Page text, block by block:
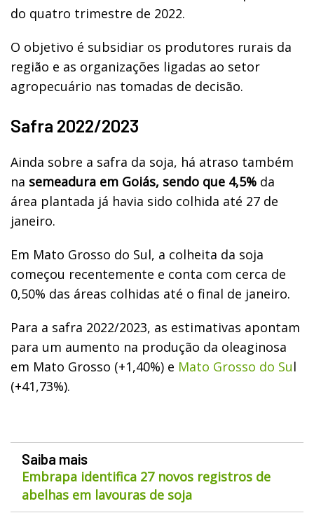
do quatro trimestre de 2022.
O objetivo é subsidiar os produtores rurais da
região e as organizações ligadas ao setor
agropecuário nas tomadas de decisão.
Safra 2022/2023
Ainda sobre a safra da soja, há atraso também
na semeadura em Goiás, sendo que 4,5% da
área plantada já havia sido colhida até 27 de
janeiro.
Em Mato Grosso do Sul, a colheita da soja
começou recentemente e conta com cerca de
0,50% das áreas colhidas até o final de janeiro.
Para a safra 2022/2023, as estimativas apontam
para um aumento na produção da oleaginosa
em Mato Grosso (+1,40%) e Mato Grosso do Sul
(+41,73%).
Saiba mais
Embrapa identifica 27 novos registros de
abelhas em lavouras de soja